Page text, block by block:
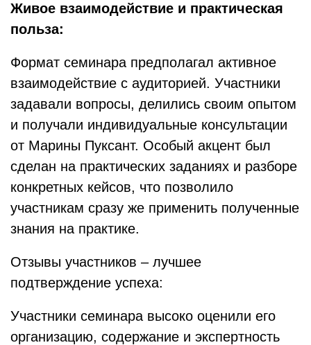
Живое взаимодействие и практическая
польза:
Формат семинара предполагал активное
взаимодействие с аудиторией. Участники
задавали вопросы, делились своим опытом
и получали индивидуальные консультации
от Марины Пуксант. Особый акцент был
сделан на практических заданиях и разборе
конкретных кейсов, что позволило
участникам сразу же применить полученные
знания на практике.
Отзывы участников – лучшее
подтверждение успеха:
Участники семинара высоко оценили его
организацию, содержание и экспертность